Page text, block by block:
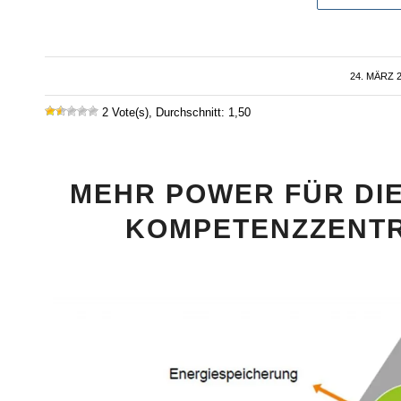
24. MÄRZ
/
2 Vote(s), Durchschnitt: 1,50
MEHR POWER FÜR